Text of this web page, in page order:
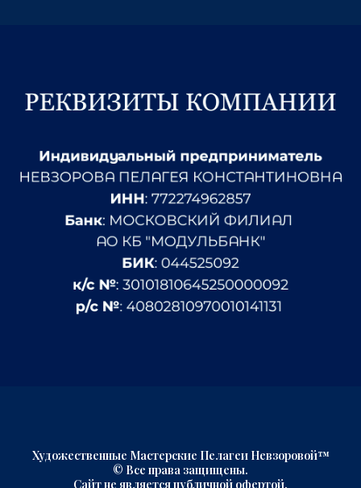
Художественные Мастерские Пелагеи Невзоровой™
© Все права защищены.
Сайт не является публичной офертой.